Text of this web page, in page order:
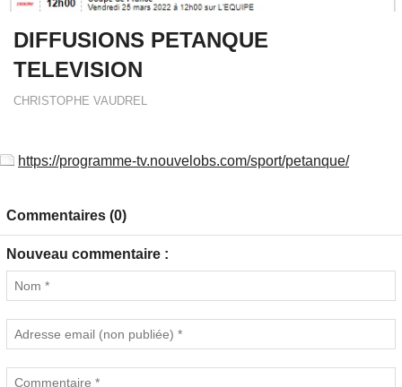
DIFFUSIONS PETANQUE
TELEVISION
CHRISTOPHE VAUDREL
https://programme-tv.nouvelobs.com/sport/petanque/
Commentaires (0)
Nouveau commentaire :